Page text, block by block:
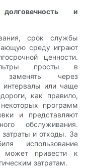
и
срок службы
среду играют
ценности.
просты в
через
интервалы или чаще
как правило,
программ
и представляют
обслуживания.
и отходы. За
использование
может привести к
затратам.